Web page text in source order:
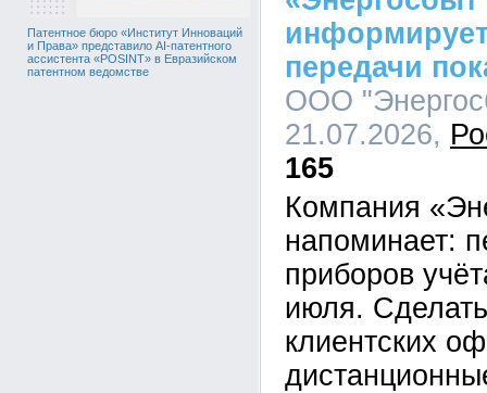
Патентное бюро «Институт Инноваций
и Права» представило AI-патентного
ассистента «POSINT» в Евразийском
патентном ведомстве
передачи
ООО
21.07.2026,
165
Компания
напоминает:
приборов
июля.
клиентских